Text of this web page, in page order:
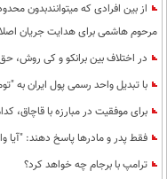
از بین افرادی که میتوانندبدون
مرحوم هاشمی برای هدایت جریان
در اختلاف بین برانکو و کی روش،
با تبدیل واحد رسمی پول ایران به
برای موفقیت در مبارزه با قاچاق،
فقط پدر و مادرها پاسخ دهند: "آیا
ترامپ با برجام چه خواهد کرد؟